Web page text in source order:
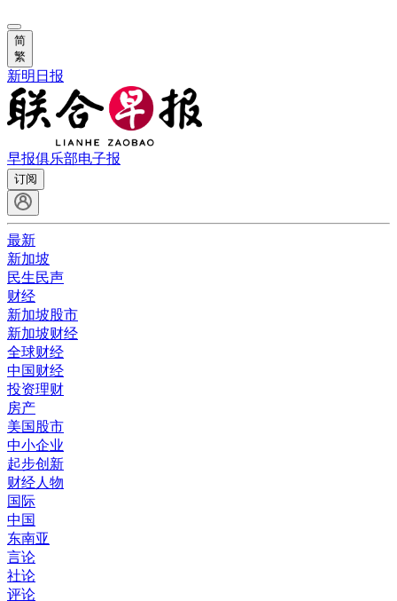
简
繁
新明日报
早报俱乐部电子报
订阅
最新
新加坡
民生民声
财经
新加坡股市
新加坡财经
全球财经
中国财经
投资理财
房产
美国股市
中小企业
起步创新
财经人物
国际
中国
东南亚
言论
社论
评论